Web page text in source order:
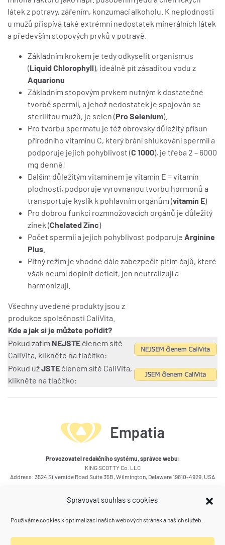
Spravovat souhlas s cookies
Používáme cookies k optimalizaci našich webových stránek a našich služeb.
látek z potravy, zářením, konzumací alkoholu. K neplodnosti
u mužů přispívá také extrémní nedostatek minerálních látek
a především stopových prvků v potravě.
Základním krokem je tedy odkyselit organismus
(Liquid Chlorophyll), ideálně pít zásaditou vodu z
Aquarionu
Základním stopovým prvkem nutným k dostatečné
tvorbě spermií, a jehož nedostatek je spojován se
sterilitou mužů, je selen (Pro Selenium).
Pro tvorbu spermatu je též obrovsky důležitý přísun
přírodního vitamínu C, který brání shlukování spermií a
podporuje jejich pohyblivost (C 1000), je třeba 2 – 6000
mg denně!
Dalším důležitým vitamínem je vitamín E = vitamín
plodnosti, podporuje vyrovnanou tvorbu hormonů a
transportuje kyslík k pohlavním orgánům (vitamín E)
Pro dobrou funkci rozmnožovacích orgánů je důležitý
zinek (Chelated Zinc)
Počet spermií a jejich pohyblivost podporuje Arginine
Plus
Pitný režim je vhodné dále zabezpečit pitím čajů, které
však neumí doplnit deficit, jen neutralizují a
harmonizují.
Všechny uvedené produkty jsou z
produkce společnosti CaliVita.
Kde a jak si je můžete pořídit?
Pokud zatím NEJSTE členem sítě
CaliVita, klikněte na tlačítko:
Pokud užJSTE členem sítě CaliVita,
klikněte na tlačítko:
Provozovatel redakčního systému, správce webu:
KING SCOTTY Co. LLC
Address: 3524 Silverside Road Suite 35B, Wilmington, Delaware 19810-4929, USA
Okruhy témat článků